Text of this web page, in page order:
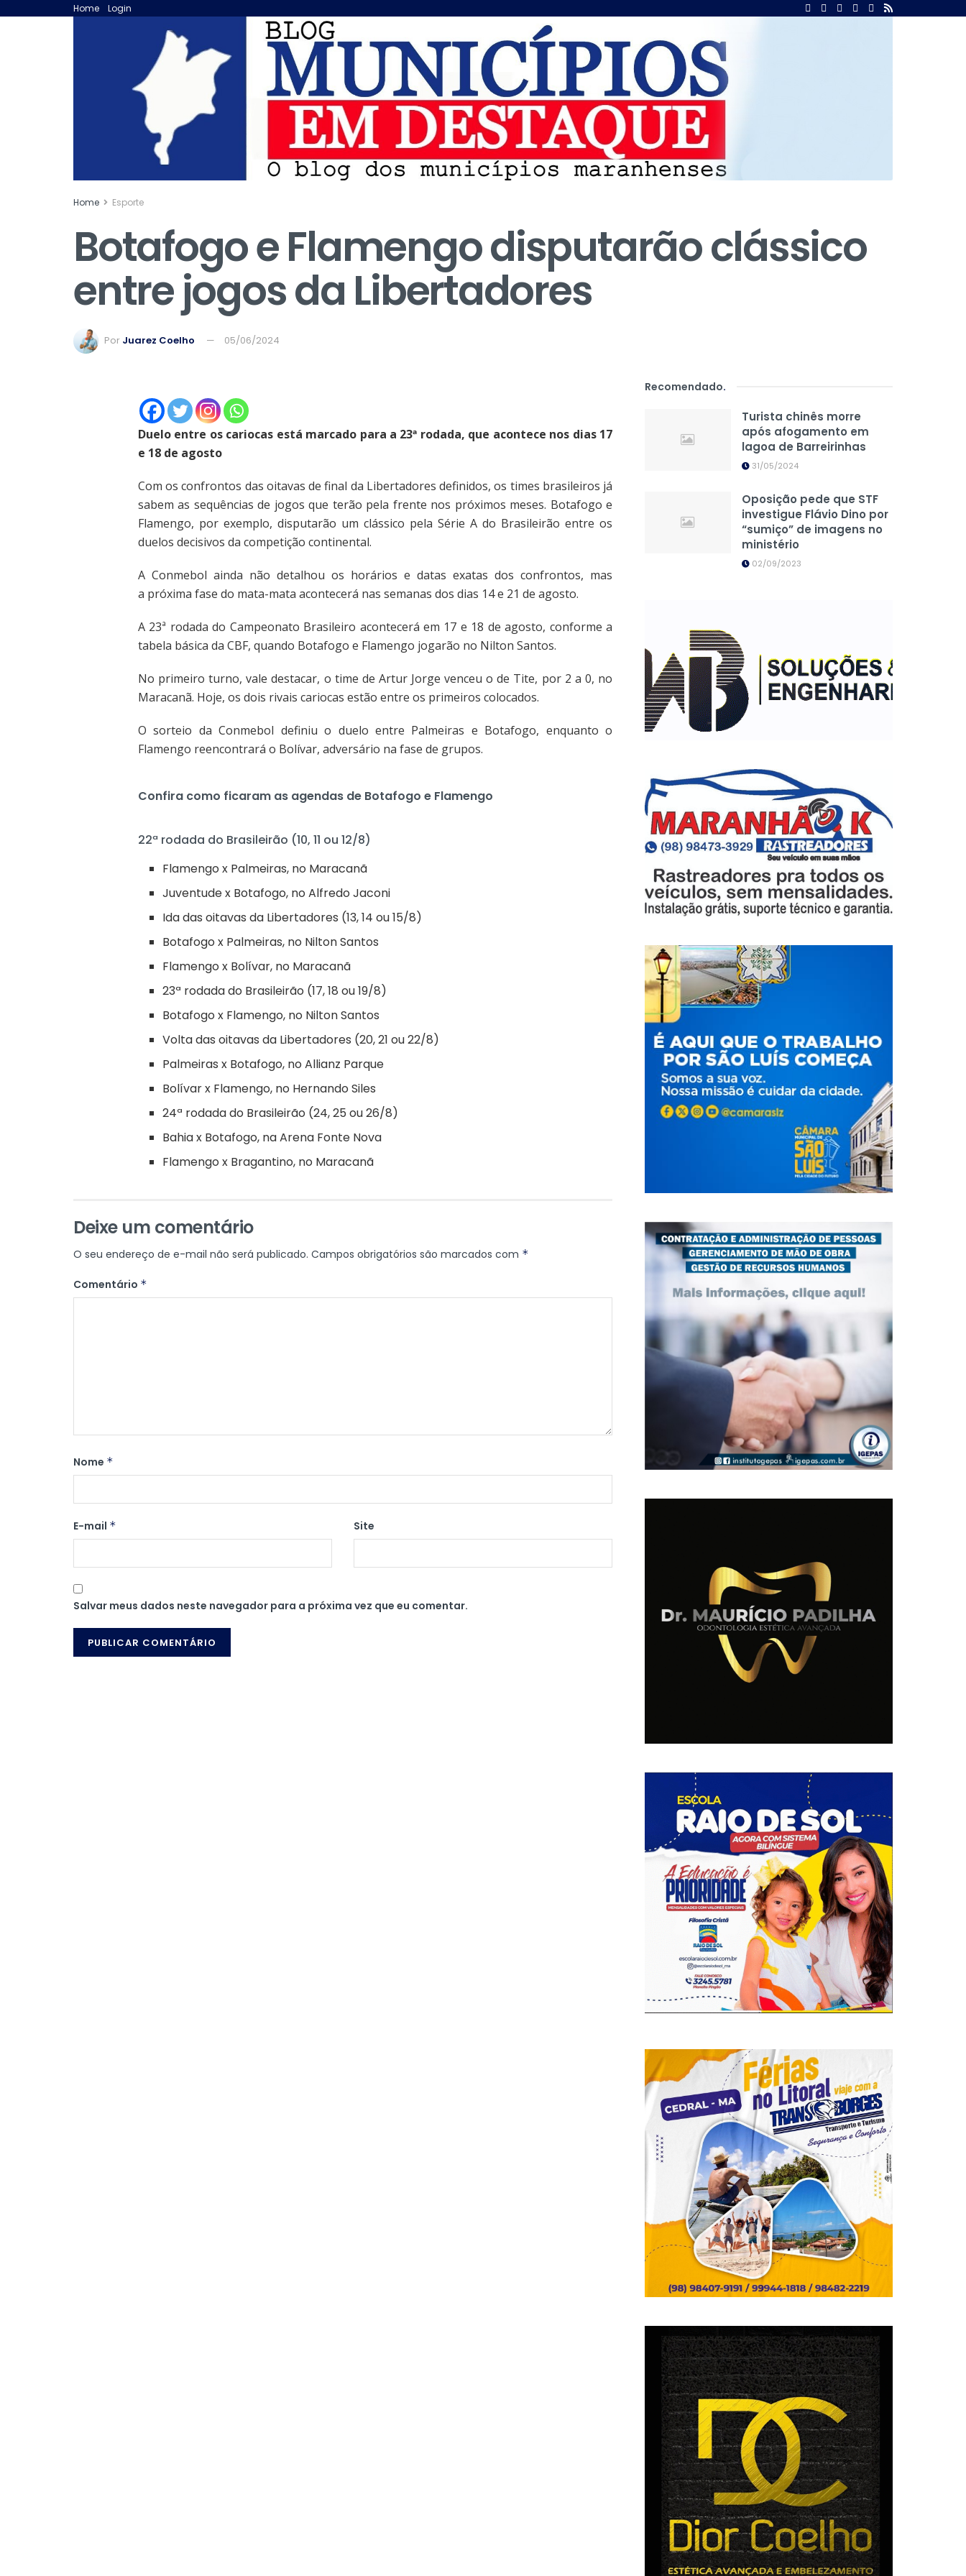
Home Login
Home Esporte
Botafogo e Flamengo disputarão clássico
entre jogos da Libertadores
Por Juarez Coelho 05/06/2024
Duelo entre os cariocas está marcado para a 23ª rodada, que acontece nos dias 17
e 18 de agosto
Com os confrontos das oitavas de final da Libertadores definidos, os times brasileiros já
sabem as sequências de jogos que terão pela frente nos próximos meses. Botafogo e
Flamengo, por exemplo, disputarão um clássico pela Série A do Brasileirão entre os
duelos decisivos da competição continental.
A Conmebol ainda não detalhou os horários e datas exatas dos confrontos, mas
a próxima fase do mata-mata acontecerá nas semanas dos dias 14 e 21 de agosto.
A 23ª rodada do Campeonato Brasileiro acontecerá em 17 e 18 de agosto, conforme a
tabela básica da CBF, quando Botafogo e Flamengo jogarão no Nilton Santos.
No primeiro turno, vale destacar, o time de Artur Jorge venceu o de Tite, por 2 a 0, no
Maracanã. Hoje, os dois rivais cariocas estão entre os primeiros colocados.
O sorteio da Conmebol definiu o duelo entre Palmeiras e Botafogo, enquanto o
Flamengo reencontrará o Bolívar, adversário na fase de grupos.
Confira como ficaram as agendas de Botafogo e Flamengo
22ª rodada do Brasileirão (10, 11 ou 12/8)
Flamengo x Palmeiras, no Maracanã
Juventude x Botafogo, no Alfredo Jaconi
Ida das oitavas da Libertadores (13, 14 ou 15/8)
Botafogo x Palmeiras, no Nilton Santos
Flamengo x Bolívar, no Maracanã
23ª rodada do Brasileirão (17, 18 ou 19/8)
Botafogo x Flamengo, no Nilton Santos
Volta das oitavas da Libertadores (20, 21 ou 22/8)
Palmeiras x Botafogo, no Allianz Parque
Bolívar x Flamengo, no Hernando Siles
24ª rodada do Brasileirão (24, 25 ou 26/8)
Bahia x Botafogo, na Arena Fonte Nova
Flamengo x Bragantino, no Maracanã
Deixe um comentário
O seu endereço de e-mail não será publicado. Campos obrigatórios são marcados com *
Comentário *
Nome *
E-mail * Site
Salvar meus dados neste navegador para a próxima vez que eu comentar.
Recomendado.
Turista chinês morre
após afogamento em
lagoa de Barreirinhas
31/05/2024
Oposição pede que STF
investigue Flávio Dino por
“sumiço” de imagens no
ministério
02/09/2023